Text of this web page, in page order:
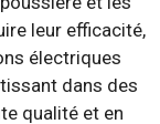
leur efficacité,
électriques
dans des
qualité et en